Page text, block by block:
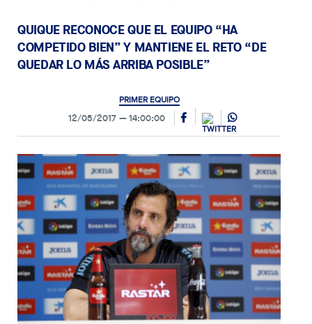
QUIQUE RECONOCE QUE EL EQUIPO “HA
COMPETIDO BIEN” Y MANTIENE EL RETO “DE
QUEDAR LO MÁS ARRIBA POSIBLE”
PRIMER EQUIPO
12/05/2017 14:00:00